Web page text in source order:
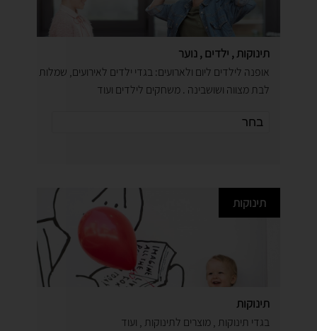
תינוקות , ילדים , נוער
אופנה לילדים ליום ולארועים: בגדי ילדים לאירועים, שמלות
לבת מצווה ושושבינה . משחקים לילדים ועוד
תינוקות
תינוקות
בגדי תינוקות , מוצרים לתינוקות , ועוד